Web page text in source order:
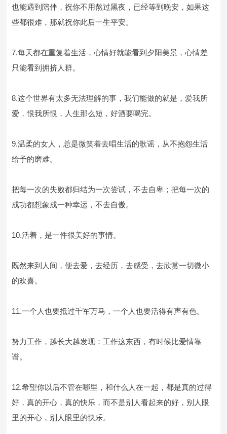
也能遇到陪伴，祝你不用熬过黑夜，已经等到晚安，如果这
些都很难，那就祝你此后一生平安。
7.每天都在重复着生活，心情好就能看到夕阳美景，心情差
只能看到拥挤人群。
8.这个世界有太多无法理解的事，我们能做的就是，爱我所
爱，恨我所恨，人生那么短，好酒要喝完。
9.温柔的女人，总是微笑着去唱生活的歌谣，从不抱怨生活
给予的磨难。
把每一次的失败都归结为一次尝试，不去自卑；把每一次的
成功都想象成一种幸运，不去自傲。
10.活着，是一件很美好的事情。
既然来到人间，便去爱，去经历，去感受，去欣赏一切微小
的欢喜。
11.一个人也要抵过千军万马，一个人也要活得有声有色。
努力工作，越长大越发现：工作这东西，有时候比爱情靠
谱。
12.希望你以后不管在哪里，和什么人在一起，都是真的过得
好，真的开心，真的快乐，而不是别人看起来的好，别人眼
里的开心，别人眼里的快乐。